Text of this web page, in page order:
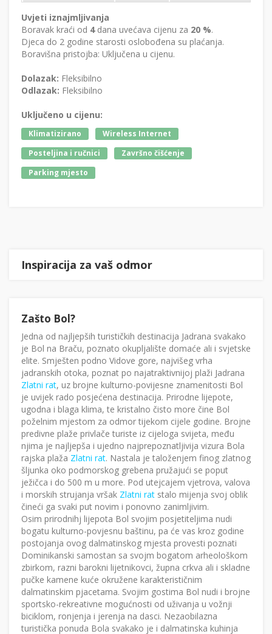
Uvjeti iznajmljivanja
Boravak kraći od 4dana uvećava cijenu za 20 %.
Djeca do 2 godine starosti oslobođena su plaćanja.
Boravišna pristojba: Uključena u cijenu.
Dolazak: Fleksibilno
Odlazak: Fleksibilno
Uključeno u cijenu:
Klimatizirano
Wireless Internet
Posteljina i ručnici
Završno čišćenje
Parking mjesto
Inspiracija za vaš odmor
Zašto Bol?
Jedna od najljepših turističkih destinacija Jadrana svakako
je Bol na Braču, poznato okupljalište domaće ali i svjetske
elite. Smješten podno Vidove gore, najvišeg vrha
jadranskih otoka, poznat po najatraktivnijoj plaži Jadrana
Zlatni rat, uz brojne kulturno-povijesne znamenitosti Bol
je uvijek rado posjećena destinacija. Prirodne lijepote,
ugodna i blaga klima, te kristalno čisto more čine Bol
poželnim mjestom za odmor tijekom cijele godine. Brojne
predivne plaže privlače turiste iz cijeloga svijeta, među
njima je najljepša i ujedno najprepoznatljivija vizura Bola
rajska plaža Zlatni rat. Nastala je taloženjem finog zlatnog
šljunka oko podmorskog grebena pružajući se poput
ježičca i do 500 m u more. Pod utejcajem vjetrova, valova
i morskih strujanja vršak Zlatni rat stalo mijenja svoj oblik
čineći ga svaki put novim i ponovno zanimljivim.
Osim prirodnihj lijepota Bol svojim posjetiteljima nudi
bogatu kulturno-povjesnu baštinu, pa će vas kroz godine
postojanja ovog dalmatinskog mjesta provesti poznati
Dominikanski samostan sa svojm bogatom arheološkom
zbirkom, razni barokni lijetnikovci, župna crkva ali i skladne
pučke kamene kuće okružene karakterističnim
dalmatinskim pjacetama. Svojim gostima Bol nudi i brojne
sportsko-rekreativne mogućnosti od uživanja u vožnji
biciklom, ronjenja i jerenja na dasci. Nezaobilazna
turistička ponuda Bola svakako je i dalmatinska kuhinja